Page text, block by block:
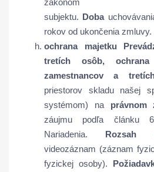
zákonom
subjektu. Doba
rokov od ukončenia zmluvy.
ochrana majetku
tretích osôb,
zamestnancov a
priestorov skladu našej
systémom) na právnom
záujmu podľa
Nariadenia. Rozsah
videozáznam (záznam
fyzickej osoby).